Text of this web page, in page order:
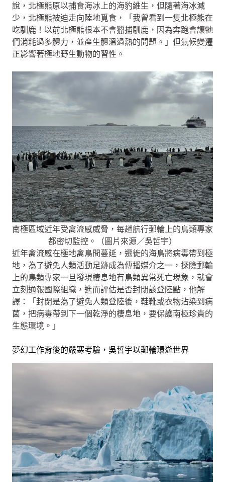
說，北極熊原以捕食海冰上的海豹維生，但隨著海冰減
少，北極熊被迫走向陸地覓食，「我曾看到一隻北極熊在
吃馴鹿！以前北極熊根本不會獵捕馴鹿，因為奔跑會讓牠
們消耗過多體力，並產生體溫過熱的問題。」但氣候變遷
正影響著極地野生動物的習性。
南極區域近年受禽流感威脅，每趟航行郵輪上的鳥類專家
都密切監控。（圖片來源／吳哲宇）
近年禽流感在極地禽鳥間蔓延，遷徙的海鳥將病毒帶到極
地，為了避免人類活動足跡成為傳播媒介之一，探險郵輪
上的鳥類專家一旦發現棲息地有鳥類異常死亡現象，就會
立刻通報國際組織，進而評估是否封閉該登陸點，他解
譯：「封閉是為了避免人類登陸後，鞋靴或衣物沾染到病
菌，把病毒帶到下一個乾淨的棲息地，要保護南極珍貴的
生態環境。」
夢幻工作背後的嚴寒考驗，吳哲宇以郵輪環遊世界